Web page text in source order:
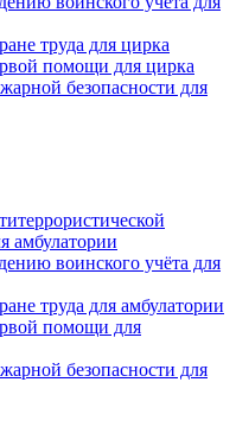
труда для цирка
помощи для цирка
безопасности для
амбулатории
воинского учёта для
труда для амбулатории
помощи для
безопасности для